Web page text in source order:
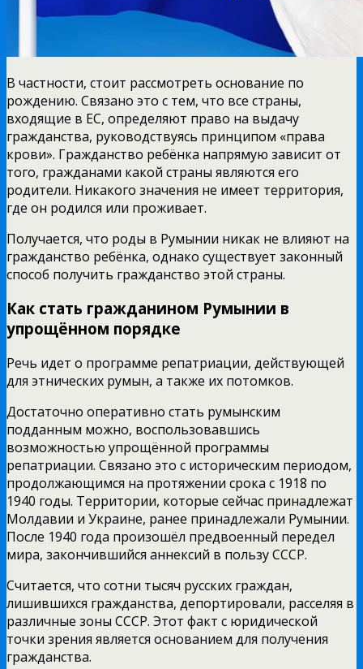
В частности, стоит рассмотреть основание по
рождению. Связано это с тем, что все страны,
входящие в ЕС, определяют право на выдачу
гражданства, руководствуясь принципом «права
крови». Гражданство ребёнка напрямую зависит от
того, гражданами какой страны являются его
родители. Никакого значения не имеет территория,
где он родился или проживает.
Получается, что роды в Румынии никак не влияют на
гражданство ребёнка, однако существует законный
способ получить гражданство этой страны.
Как стать гражданином Румынии в
упрощённом порядке
Речь идет о программе репатриации, действующей
для этнических румын, а также их потомков.
Достаточно оперативно стать румынским
подданным можно, воспользовавшись
возможностью упрощённой программы
репатриации. Связано это с историческим периодом,
продолжающимся на протяжении срока с 1918 по
1940 годы. Территории, которые сейчас принадлежат
Молдавии и Украине, ранее принадлежали Румынии.
После 1940 года произошёл предвоенный передел
мира, закончившийся аннексий в пользу СССР.
Считается, что сотни тысяч русских граждан,
лишившихся гражданства, депортировали, расселяя в
различные зоны СССР. Этот факт с юридической
точки зрения является основанием для получения
гражданства.